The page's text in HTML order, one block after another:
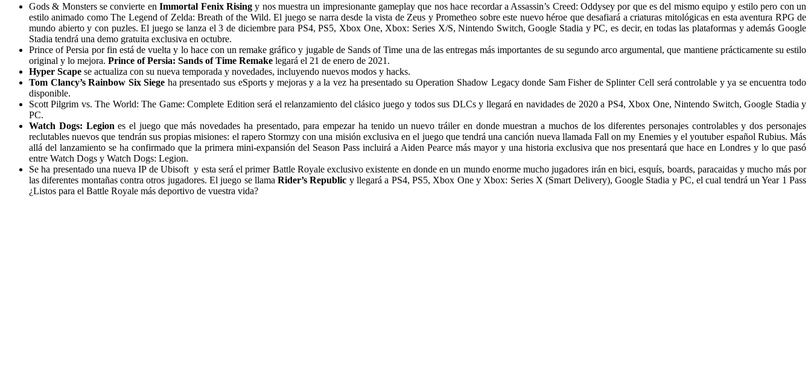
Gods & Monsters se convierte enImmortal Fenix Risingy nos muestra un impresionante gameplay que nos hace recordar a Assassin’s Creed: Oddysey por que es del mismo equipo y estilo pero con un
estilo animado como The Legend of Zelda: Breath of the Wild. El juego se narra desde la vista de Zeus y Prometheo sobre este nuevo héroe que desafiará a criaturas mitológicas en esta aventura RPG de
mundo abierto y con puzles. El juego se lanza el 3 de diciembre para PS4, PS5, Xbox One, Xbox: Series X/S, Nintendo Switch, Google Stadia y PC, es decir, en todas las plataformas y además Google
Stadia tendrá una demo gratuita exclusiva en octubre.
Prince of Persia por fin está de vuelta y lo hace con un remake gráfico y jugable de Sands of Time una de las entregas más importantes de su segundo arco argumental, que mantiene prácticamente su estilo
original y lo mejora. Prince of Persia: Sands of Time Remake legará el 21 de enero de 2021.
Hyper Scape se actualiza con su nueva temporada y novedades, incluyendo nuevos modos y hacks.
Tom Clancy’s Rainbow Six Siege ha presentado sus eSports y mejoras y a la vez ha presentado su Operation Shadow Legacy donde Sam Fisher de Splinter Cell será controlable y ya se encuentra todo
disponible.
Scott Pilgrim vs. The World: The Game: Complete Edition será el relanzamiento del clásico juego y todos sus DLCs y llegará en navidades de 2020 a PS4, Xbox One, Nintendo Switch, Google Stadia y
PC.
Watch Dogs: Legion es el juego que más novedades ha presentado, para empezar ha tenido un nuevo tráiler en donde muestran a muchos de los diferentes personajes controlables y dos personajes
reclutables nuevos que tendrán sus propias misiones: el rapero Stormzy con una misión exclusiva en el juego que tendrá una canción nueva llamada Fall on my Enemies y el youtuber español Rubius. Más
allá del lanzamiento se ha confirmado que la primera mini-expansión del Season Pass incluirá a Aiden Pearce más mayor y una historia exclusiva que nos presentará que hace en Londres y lo que pasó
entre Watch Dogs y Watch Dogs: Legion.
Se ha presentado una nueva IP de Ubisoft y esta será el primer Battle Royale exclusivo existente en donde en un mundo enorme mucho jugadores irán en bici, esquís, boards, paracaidas y mucho más por
las diferentes montañas contra otros jugadores. El juego se llamaRider’s Republic y llegará a PS4, PS5, Xbox One y Xbox: Series X (Smart Delivery), Google Stadia y PC, el cual tendrá un Year 1 Pass
¿Listos para el Battle Royale más deportivo de vuestra vida?